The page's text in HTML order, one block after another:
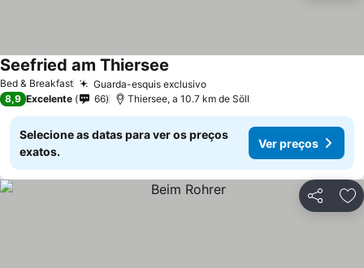
Bed & Breakfast Guarda-esquis exclusivoVer preços
Seefried am Thiersee
8,9 Excelente 66 Thiersee, a 10.7 km de Söll
Selecione as datas para ver os preços
exatos.
Ver preços
Partilhar